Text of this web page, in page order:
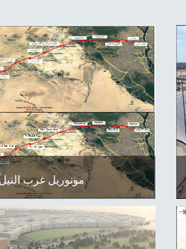
مونوريل غرب
يعتبر وسيلة نقل عصرية وآمنة
تتناسب مع احتياجات المواطنين
صديقة للبيئة حيث يعمل